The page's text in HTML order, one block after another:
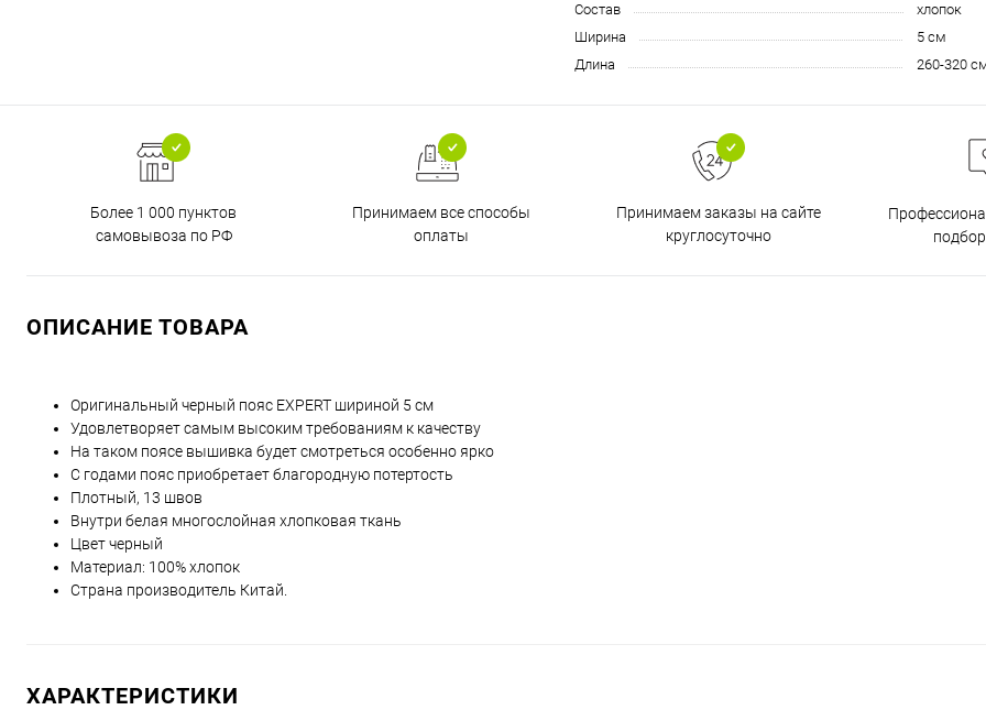
Состав
хлопок
Ширина
5 см
Длина
260-320
Более 1 000 пунктов
самовывоза по РФ
Принимаем все способы
оплаты
Принимаем заказы на сайте
круглосуточно
ОПИСАНИЕ ТОВАРА
Оригинальный черный пояс EXPERT шириной 5 см
Удовлетворяет самым высоким требованиям к качеству
На таком поясе вышивка будет смотреться особенно ярко
С годами пояс приобретает благородную потертость
Плотный, 13 швов
Внутри белая многослойная хлопковая ткань
Цвет черный
Материал: 100% хлопок
Страна производитель Китай.
ХАРАКТЕРИСТИКИ